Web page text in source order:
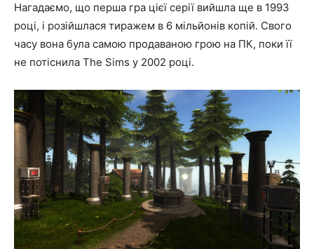
Нагадаємо, що перша гра цієї серії вийшла ще в 1993
році, і розійшлася тиражем в 6 мільйонів копій. Свого
часу вона була самою продаваною грою на ПК, поки її
не потіснила The Sims у 2002 році.